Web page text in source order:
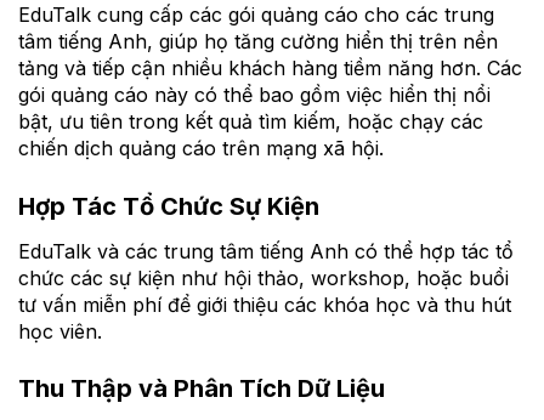
EduTalk cung cấp các gói quảng cáo cho các trung
tâm tiếng Anh, giúp họ tăng cường hiển thị trên nền
tảng và tiếp cận nhiều khách hàng tiềm năng hơn. Các
gói quảng cáo này có thể bao gồm việc hiển thị nổi
bật, ưu tiên trong kết quả tìm kiếm, hoặc chạy các
chiến dịch quảng cáo trên mạng xã hội.
Hợp Tác Tổ Chức Sự Kiện
EduTalk và các trung tâm tiếng Anh có thể hợp tác tổ
chức các sự kiện như hội thảo, workshop, hoặc buổi
tư vấn miễn phí để giới thiệu các khóa học và thu hút
học viên.
Thu Thập và Phân Tích Dữ Liệu